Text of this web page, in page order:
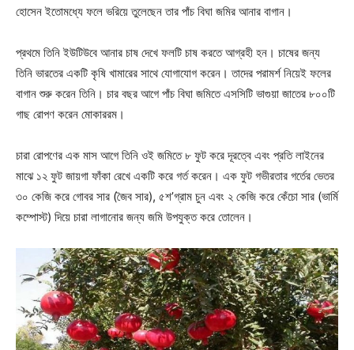
হোসেন ইতোমধ্যে ফলে ভরিয়ে তুলেছেন তার পাঁচ বিঘা জমির আনার বাগান।
প্রথমে তিনি ইউটিউবে আনার চাষ দেখে ফলটি চাষ করতে আগ্রহী হন। চাষের জন্য
তিনি ভারতের একটি কৃষি খামারের সাথে যোগাযোগ করেন। তাদের পরামর্শ নিয়েই ফলের
বাগান শুরু করেন তিনি। চার বছর আগে পাঁচ বিঘা জমিতে এসসিটি ভাগুয়া জাতের ৮০০টি
গাছ রোপণ করেন মোকাররম।
চারা রোপণের এক মাস আগে তিনি ওই জমিতে ৮ ফুট করে দূরত্বে এবং প্রতি লাইনের
মাঝে ১২ ফুট জায়গা ফাঁকা রেখে একটি করে গর্ত করেন। এক ফুট গভীরতার গর্তের ভেতর
৩০ কেজি করে গোবর সার (জৈব সার), ৫শ’গ্রাম চুন এবং ২ কেজি করে কেঁচো সার (ভার্মি
কম্পোস্ট) দিয়ে চারা লাগানোর জন্য জমি উপযুক্ত করে তোলেন।